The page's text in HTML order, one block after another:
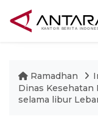
Ramadhan
Dinas Kesehatan
selama libur